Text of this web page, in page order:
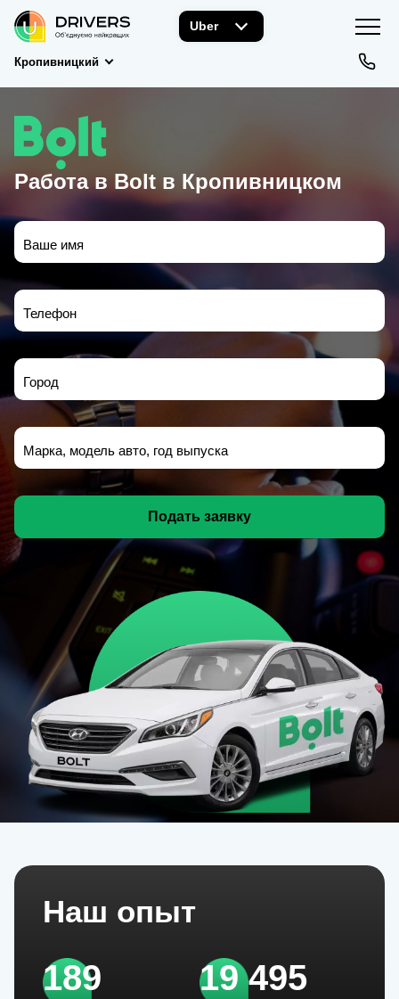
Uber
Кропивницкий
Работа в Bolt в Кропивницком
Ваше имя
Телефон
Город
Марка, модель авто, год выпуска
Подать заявку
Наш опыт
189 19 495